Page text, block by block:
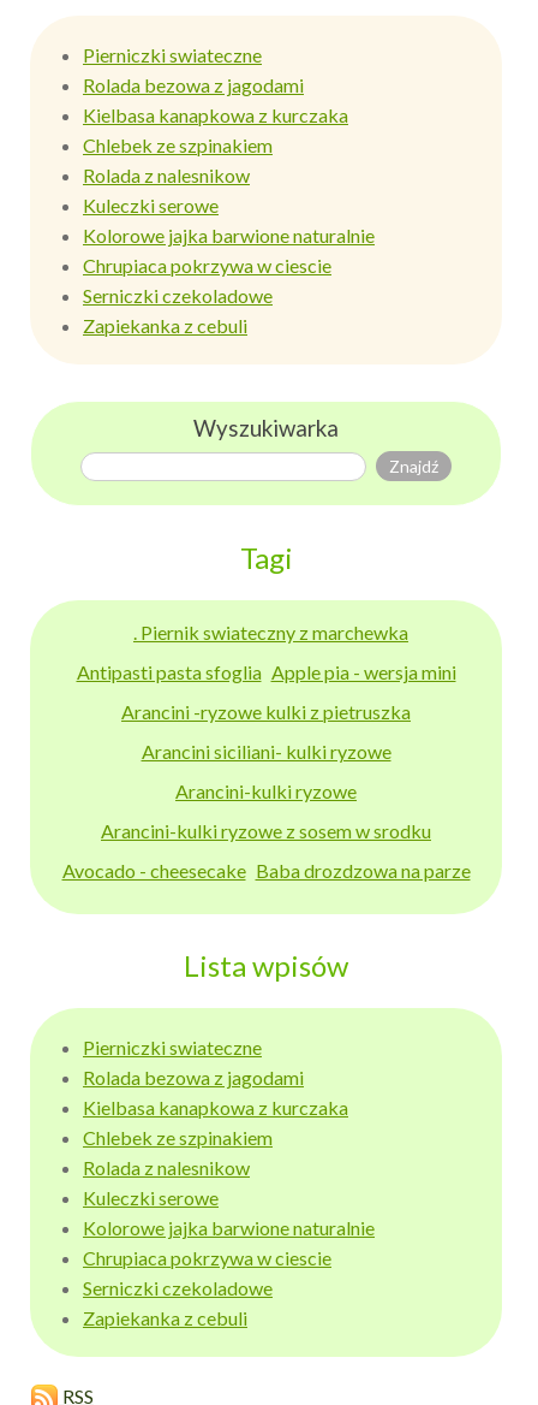
Pierniczki swiateczne
Rolada bezowa z jagodami
Kielbasa kanapkowa z kurczaka
Chlebek ze szpinakiem
Rolada z nalesnikow
Kuleczki serowe
Kolorowe jajka barwione naturalnie
Chrupiaca pokrzywa w ciescie
Serniczki czekoladowe
Zapiekanka z cebuli
Wyszukiwarka
Tagi
. Piernik swiateczny z marchewka
Antipasti pasta sfoglia Apple pia - wersja mini
Arancini -ryzowe kulki z pietruszka
Arancini siciliani- kulki ryzowe
Arancini-kulki ryzowe
Arancini-kulki ryzowe z sosem w srodku
Avocado - cheesecake Baba drozdzowa na parze
Lista wpisów
Pierniczki swiateczne
Rolada bezowa z jagodami
Kielbasa kanapkowa z kurczaka
Chlebek ze szpinakiem
Rolada z nalesnikow
Kuleczki serowe
Kolorowe jajka barwione naturalnie
Chrupiaca pokrzywa w ciescie
Serniczki czekoladowe
Zapiekanka z cebuli
RSS